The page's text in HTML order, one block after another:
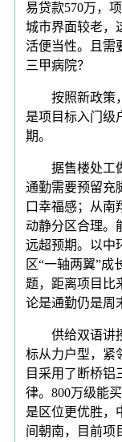
易贷款570万，
城市界面较老，
活便当性。且需
三甲病院？
按照新政策，
是项目标入门级
期。
据售楼处工做
通勤需要预留充
口幸福感；从南
动静分区合理。
远超预期。以中
区“一轴两翼”成
题，距离项目比
论是通勤仍是周
供给双语讲授
标从力户型，紧
目采用了断桥铝
律。800万级能
是区位更优胜，
间朝南，目前项